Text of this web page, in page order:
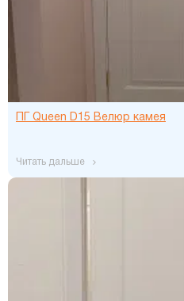
ПГ Queen D15 Велюр камея
читать дальше